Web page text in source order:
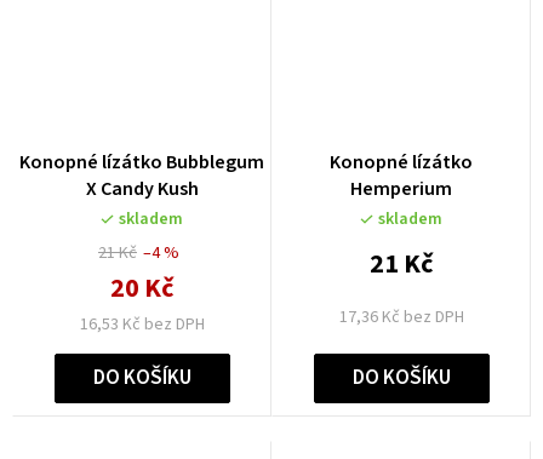
Konopné lízátko Bubblegum
X Candy Kush
skladem
21 Kč
16,53 Kč bez DPH
20 Kč
–4 %
DO KOŠÍKU
Konopné lízátko
Hemperium
skladem
17,36 Kč bez DPH
21 Kč
DO KOŠÍKU